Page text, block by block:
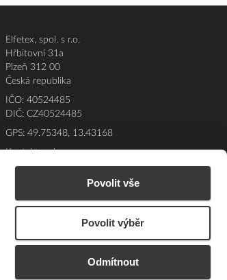
Povolit vše
Povolit výběr
Odmítnout
Elfetex, spol. s r.o.
Hřbitovní 31a
Plzeň 312 00
Česká republika
IČO: 40524485
DIČ: CZ40524485
GPS: 49.75348, 13.43168
Kontakt e-shop:
Po - Pá: 7:00 - 15:30
377 432 365
Technická podpora: 377 432 311
eshop@elfetex.cz